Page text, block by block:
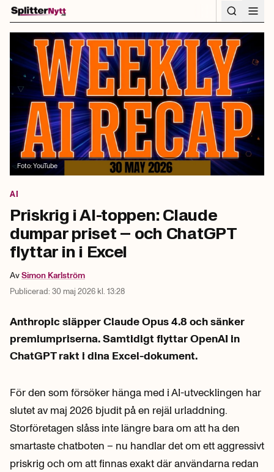
Hoppa till innehåll
Foto:YouTube
AI
Priskrig i AI-toppen: Claude
dumpar priset – och ChatGPT
flyttar in i Excel
AvSimon Karlström
Publicerad: 30 maj 2026 kl. 13:28
Anthropic släpper Claude Opus 4.8 och sänker
premiumpriserna. Samtidigt flyttar OpenAI in
ChatGPT rakt i dina Excel-dokument.
För den som försöker hänga med i AI-utvecklingen har
slutet av maj 2026 bjudit på en rejäl urladdning.
Storföretagen slåss inte längre bara om att ha den
smartaste chatboten – nu handlar det om ett aggressivt
priskrig och om att finnas exakt där användarna redan